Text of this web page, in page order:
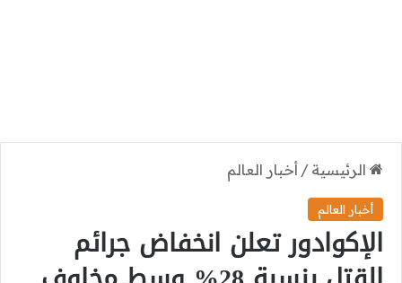
الرئيسية / أخبار العالم
أخبار العالم
الإكوادور تعلن انخفاض جرائم